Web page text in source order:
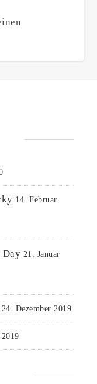
14. Februar
Day 21. Januar
24. Dezember 2019